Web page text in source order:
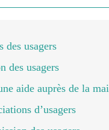
des usagers
des usagers
aide auprès de la
d’usagers